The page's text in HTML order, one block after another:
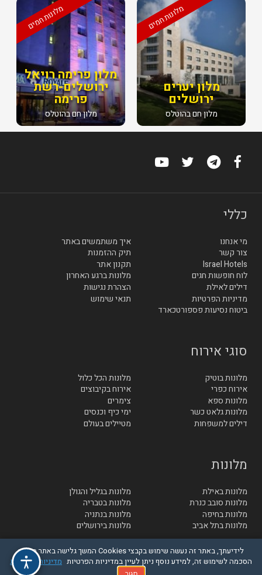
מלונות חמים
מלון פרימה רויאל
ירושלים-רשת
פרימה
מלון חם בהוטלס
מלונות חמים
מלון יערים
ירושלים
מלון חם בהוטלס
כללי
מי אנחנו
איך משתמשים באתר
צור קשר
תיק ההזמנות
Israel Hotels
תקנון אתר
לוח חופשות חגים
מלונות ברגע האחרון
דילים לאילת
הצהרת נגישות
מדיניות הפרטיות
תנאי שימוש
ביטוח נסיעות פספורטכארד
סוגי אירוח
מלונות בוטיק
מלונות הכל כלול
אירוח כפרי
אירוח בקיבוצים
מלונות ספא
צימרים
מלונות גלאט כשר
ימי כיף וכנסים
דילים למשפחות
מטיילים בעולם
מלונות
מלונות באילת
מלונות בגליל והגולן
מלונות סובב כנרת
מלונות בטבריה
מלונות בחיפה
מלונות בנתניה
מלונות בתל אביב
מלונות בירושלים
© בייטק תקשורת בע"מ - כל הזכויות שמורות
לידיעתך, באתר זה נעשה שימוש בקבצי Cookies המשך גלישה באתר מהווה
הסכמה לשימוש זה, למידע נוסף ניתן לעיין במדיניות הפרטיות מדיניות הפרטיות